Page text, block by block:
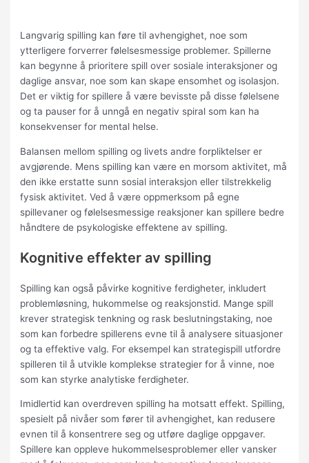
Langvarig spilling kan føre til avhengighet, noe som
ytterligere forverrer følelsesmessige problemer. Spillerne
kan begynne å prioritere spill over sosiale interaksjoner og
daglige ansvar, noe som kan skape ensomhet og isolasjon.
Det er viktig for spillere å være bevisste på disse følelsene
og ta pauser for å unngå en negativ spiral som kan ha
konsekvenser for mental helse.
Balansen mellom spilling og livets andre forpliktelser er
avgjørende. Mens spilling kan være en morsom aktivitet, må
den ikke erstatte sunn sosial interaksjon eller tilstrekkelig
fysisk aktivitet. Ved å være oppmerksom på egne
spillevaner og følelsesmessige reaksjoner kan spillere bedre
håndtere de psykologiske effektene av spilling.
Kognitive effekter av spilling
Spilling kan også påvirke kognitive ferdigheter, inkludert
problemløsning, hukommelse og reaksjonstid. Mange spill
krever strategisk tenkning og rask beslutningstaking, noe
som kan forbedre spillerens evne til å analysere situasjoner
og ta effektive valg. For eksempel kan strategispill utfordre
spilleren til å utvikle komplekse strategier for å vinne, noe
som kan styrke analytiske ferdigheter.
Imidlertid kan overdreven spilling ha motsatt effekt. Spilling,
spesielt på nivåer som fører til avhengighet, kan redusere
evnen til å konsentrere seg og utføre daglige oppgaver.
Spillere kan oppleve hukommelsesproblemer eller vansker